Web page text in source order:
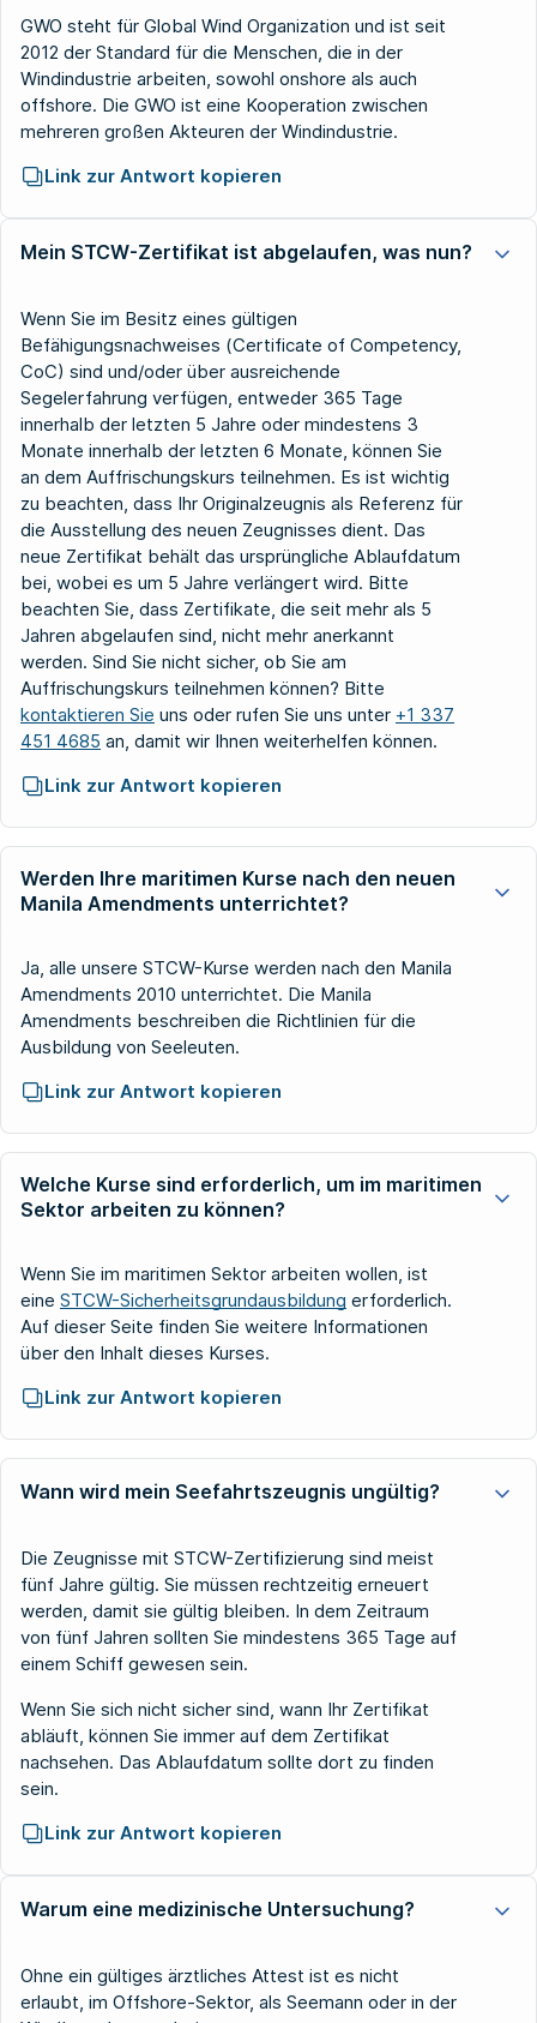
GWO steht für Global Wind Organization und ist seit
2012 der Standard für die Menschen, die in der
Windindustrie arbeiten, sowohl onshore als auch
offshore. Die GWO ist eine Kooperation zwischen
mehreren großen Akteuren der Windindustrie.
Link zur Antwort kopieren
Mein STCW-Zertifikat ist abgelaufen, was nun?
Wenn Sie im Besitz eines gültigen
Befähigungsnachweises (Certificate of Competency,
CoC) sind und/oder über ausreichende
Segelerfahrung verfügen, entweder 365 Tage
innerhalb der letzten 5 Jahre oder mindestens 3
Monate innerhalb der letzten 6 Monate, können Sie
an dem Auffrischungskurs teilnehmen. Es ist wichtig
zu beachten, dass Ihr Originalzeugnis als Referenz für
die Ausstellung des neuen Zeugnisses dient. Das
neue Zertifikat behält das ursprüngliche Ablaufdatum
bei, wobei es um 5 Jahre verlängert wird. Bitte
beachten Sie, dass Zertifikate, die seit mehr als 5
Jahren abgelaufen sind, nicht mehr anerkannt
werden. Sind Sie nicht sicher, ob Sie am
Auffrischungskurs teilnehmen können? Bitte
kontaktieren Sie uns oder rufen Sie uns unter +1 337
451 4685 an, damit wir Ihnen weiterhelfen können.
Link zur Antwort kopieren
Werden Ihre maritimen Kurse nach den neuen
Manila Amendments unterrichtet?
Ja, alle unsere STCW-Kurse werden nach den Manila
Amendments 2010 unterrichtet. Die Manila
Amendments beschreiben die Richtlinien für die
Ausbildung von Seeleuten.
Link zur Antwort kopieren
Welche Kurse sind erforderlich, um im maritimen
Sektor arbeiten zu können?
Wenn Sie im maritimen Sektor arbeiten wollen, ist
eine STCW-Sicherheitsgrundausbildung erforderlich.
Auf dieser Seite finden Sie weitere Informationen
über den Inhalt dieses Kurses.
Link zur Antwort kopieren
Wann wird mein Seefahrtszeugnis ungültig?
Die Zeugnisse mit STCW-Zertifizierung sind meist
fünf Jahre gültig. Sie müssen rechtzeitig erneuert
werden, damit sie gültig bleiben. In dem Zeitraum
von fünf Jahren sollten Sie mindestens 365 Tage auf
einem Schiff gewesen sein.
Wenn Sie sich nicht sicher sind, wann Ihr Zertifikat
abläuft, können Sie immer auf dem Zertifikat
nachsehen. Das Ablaufdatum sollte dort zu finden
sein.
Link zur Antwort kopieren
Warum eine medizinische Untersuchung?
Ohne ein gültiges ärztliches Attest ist es nicht
erlaubt, im Offshore-Sektor, als Seemann oder in der